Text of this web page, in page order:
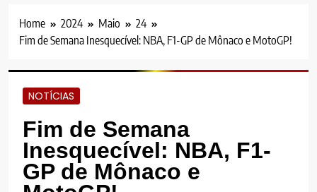
Home 2024 Maio
24
Fim de Semana Inesquecível: NBA, F1-GP de Mônaco e MotoGP!
NOTÍCIAS
Fim de Semana
Inesquecível: NBA, F1-
GP de Mônaco e